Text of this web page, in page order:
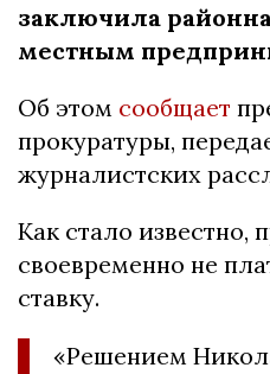
заключила
местным
Об этом сообщает
прокуратуры,
журналистских
Как стало известно,
своевременно не
ставку.
«Решением